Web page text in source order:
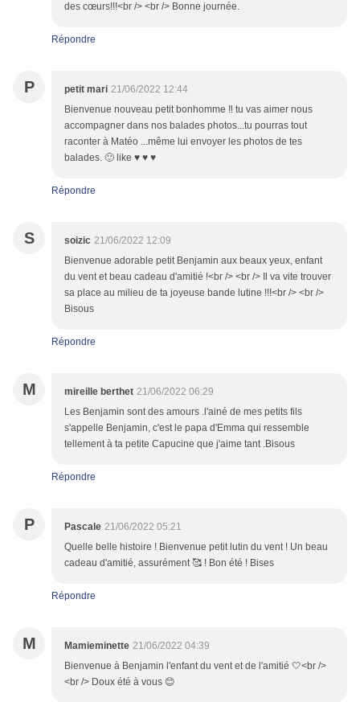
des cœurs!!!<br /> <br /> Bonne journée.
Répondre
P petit mari 21/06/2022 12:44
Bienvenue nouveau petit bonhomme ‼ tu vas aimer nous
accompagner dans nos balades photos...tu pourras tout
raconter à Matéo ...même lui envoyer les photos de tes
balades. 🙂 like ♥ ♥ ♥
Répondre
S soizic 21/06/2022 12:09
Bienvenue adorable petit Benjamin aux beaux yeux, enfant
du vent et beau cadeau d'amitié !<br /> <br /> Il va vite trouver
sa place au milieu de ta joyeuse bande lutine !!!<br /> <br />
Bisous
Répondre
M mireille berthet 21/06/2022 06:29
Les Benjamin sont des amours .l'ainé de mes petits fils
s'appelle Benjamin, c'est le papa d'Emma qui ressemble
tellement à ta petite Capucine que j'aime tant .Bisous
Répondre
P Pascale 21/06/2022 05:21
Quelle belle histoire ! Bienvenue petit lutin du vent ! Un beau
cadeau d'amitié, assurément 🥰 ! Bon été ! Bises
Répondre
M Mamieminette 21/06/2022 04:39
Bienvenue à Benjamin l'enfant du vent et de l'amitié 🤍<br />
<br /> Doux été à vous 😊